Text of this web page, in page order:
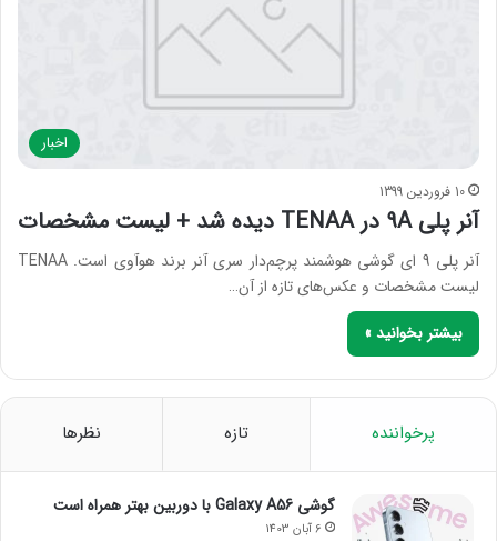
اخبار
10 فروردین 1399
آنر پلی 9A در TENAA دیده شد + لیست مشخصات
آنر پلی 9 ای گوشی هوشمند پرچم‌دار سری آنر برند هوآوی است. TENAA
لیست مشخصات و عکس‌های تازه از آن…
بیشتر بخوانید »
پرخواننده تازه نظرها
گوشی Galaxy A56 با دوربین بهتر همراه است
6 آبان 1403